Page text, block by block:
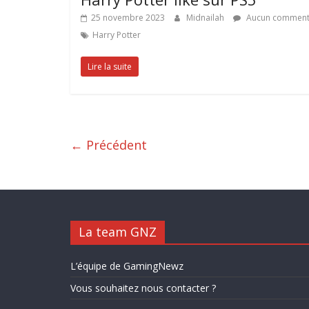
25 novembre 2023 Midnailah
Aucun
Harry Potter
Lire la suite
← Précédent
La team GNZ
L’équipe de GamingNewz
Vous souhaitez nous contacter ?